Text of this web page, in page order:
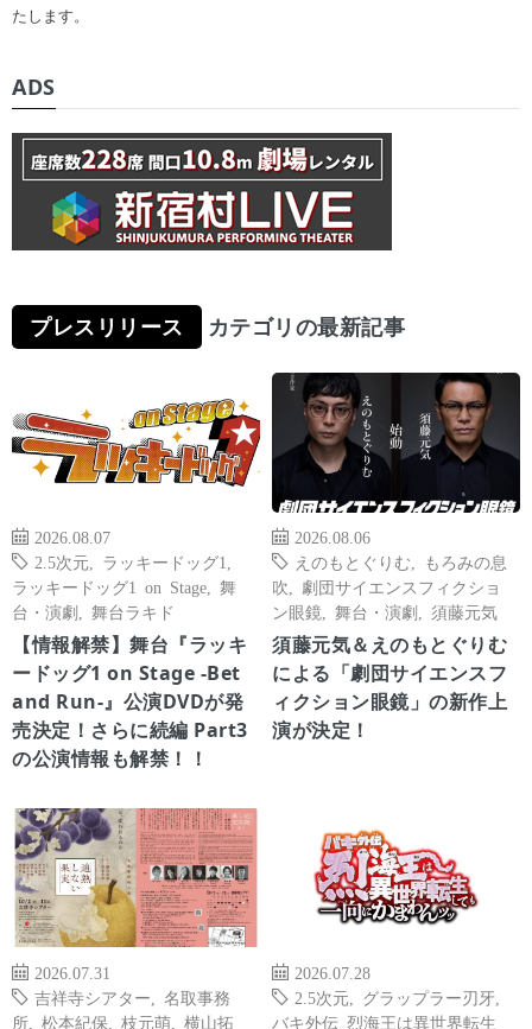
たします。
ADS
プレスリリース カテゴリの最新記事
2026.08.07
2.5次元
ラッキードッグ1
ラッキードッグ1 on Stage
舞
台・演劇
舞台ラキド
【情報解禁】舞台『ラッキ
ードッグ1 on Stage -Bet
and Run-』公演DVDが発
売決定！さらに続編 Part3
の公演情報も解禁！！
2026.08.06
えのもとぐりむ
もろみの息
吹
劇団サイエンスフィクショ
ン眼鏡
舞台・演劇 須藤元気
須藤元気＆えのもとぐりむ
による「劇団サイエンスフ
ィクション眼鏡」の新作上
演が決定！
2026.07.31
吉祥寺シアター
名取事務
所
松本紀保 枝元萌
横山拓
2026.07.28
2.5次元
グラップラー刃牙
バキ外伝 烈海王は異世界転生